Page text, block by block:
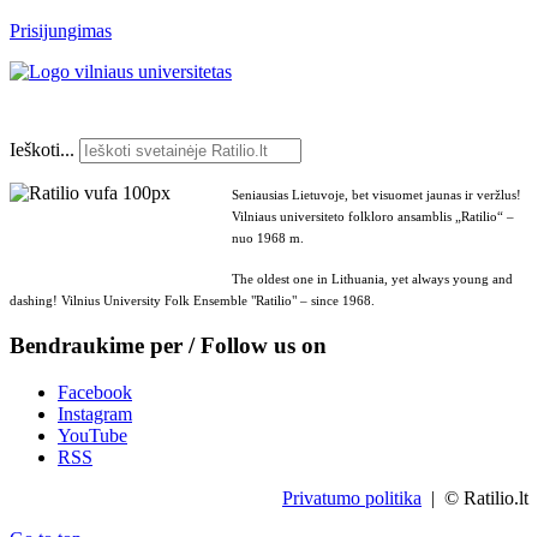
Prisijungimas
Ieškoti...
Seniausias Lietuvoje, bet visuomet jaunas ir veržlus!
Vilniaus universiteto folkloro ansamblis „Ratilio“ –
nuo 1968 m.
The oldest one in Lithuania, yet always young and
dashing! Vilnius University Folk Ensemble "Ratilio" – since 1968.
Bendraukime per / Follow us on
Facebook
Instagram
YouTube
RSS
Privatumo politika | © Ratilio.lt